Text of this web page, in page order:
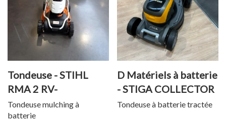
Tondeuse - STIHL
RMA 2 RV-
TONDEUSE à
BATTERIE
Tondeuse mulching à
batterie
D Matériels à batterie
- STIGA COLLECTOR
48S AE
Tondeuse à batterie tractée